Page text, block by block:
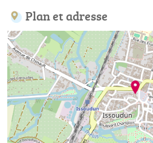
Plan et adresse